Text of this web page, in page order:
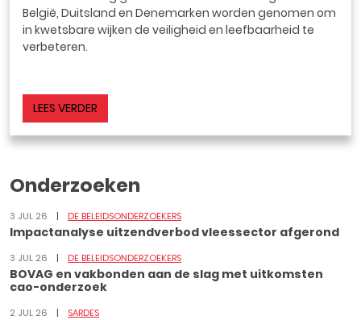
België, Duitsland en Denemarken worden genomen om
in kwetsbare wijken de veiligheid en leefbaarheid te
verbeteren.
LEES VERDER
Onderzoeken
3 JUL 26 DE BELEIDSONDERZOEKERS
Impactanalyse uitzendverbod vleessector afgerond
3 JUL 26 DE BELEIDSONDERZOEKERS
BOVAG en vakbonden aan de slag met uitkomsten
cao-onderzoek
2 JUL 26 SARDES